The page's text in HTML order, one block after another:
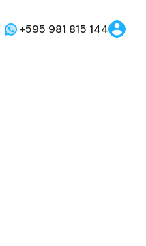
+595 981 815 144